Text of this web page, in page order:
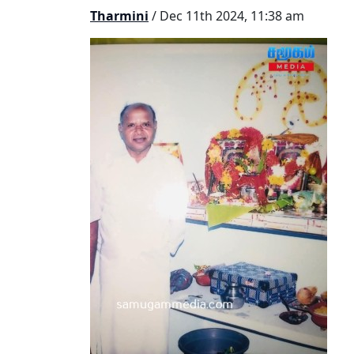
Tharmini / Dec 11th 2024, 11:38 am